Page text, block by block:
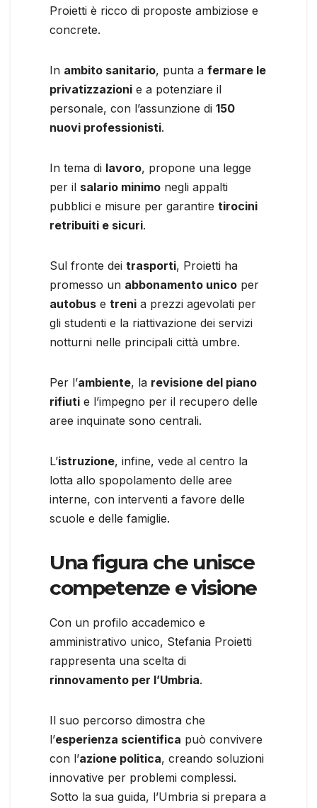
Proietti è ricco di proposte ambiziose e
concrete.
In ambito sanitario, punta a fermare le
privatizzazioni e a potenziare il
personale, con l’assunzione di 150
nuovi professionisti.
In tema di lavoro, propone una legge
per il salario minimo negli appalti
pubblici e misure per garantire tirocini
retribuiti e sicuri.
Sul fronte dei trasporti, Proietti ha
promesso un abbonamento unico per
autobus e treni a prezzi agevolati per
gli studenti e la riattivazione dei servizi
notturni nelle principali città umbre.
Per l’ambiente, la revisione del piano
rifiuti e l’impegno per il recupero delle
aree inquinate sono centrali.
L’istruzione, infine, vede al centro la
lotta allo spopolamento delle aree
interne, con interventi a favore delle
scuole e delle famiglie.
Una figura che unisce
competenze e visione
Con un profilo accademico e
amministrativo unico, Stefania Proietti
rappresenta una scelta di
rinnovamento per l’Umbria.
Il suo percorso dimostra che
l’esperienza scientifica può convivere
con l’azione politica, creando soluzioni
innovative per problemi complessi.
Sotto la sua guida, l’Umbria si prepara a